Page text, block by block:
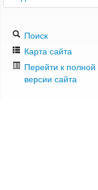
Поиск
Карта сайта
Перейти к полной
версии сайта